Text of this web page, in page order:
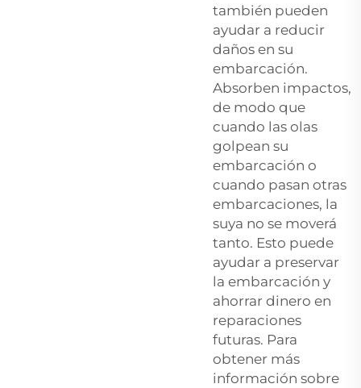
también pueden
ayudar a reducir
daños en su
embarcación.
Absorben impactos,
de modo que
cuando las olas
golpean su
embarcación o
cuando pasan otras
embarcaciones, la
suya no se moverá
tanto. Esto puede
ayudar a preservar
la embarcación y
ahorrar dinero en
reparaciones
futuras. Para
obtener más
información sobre